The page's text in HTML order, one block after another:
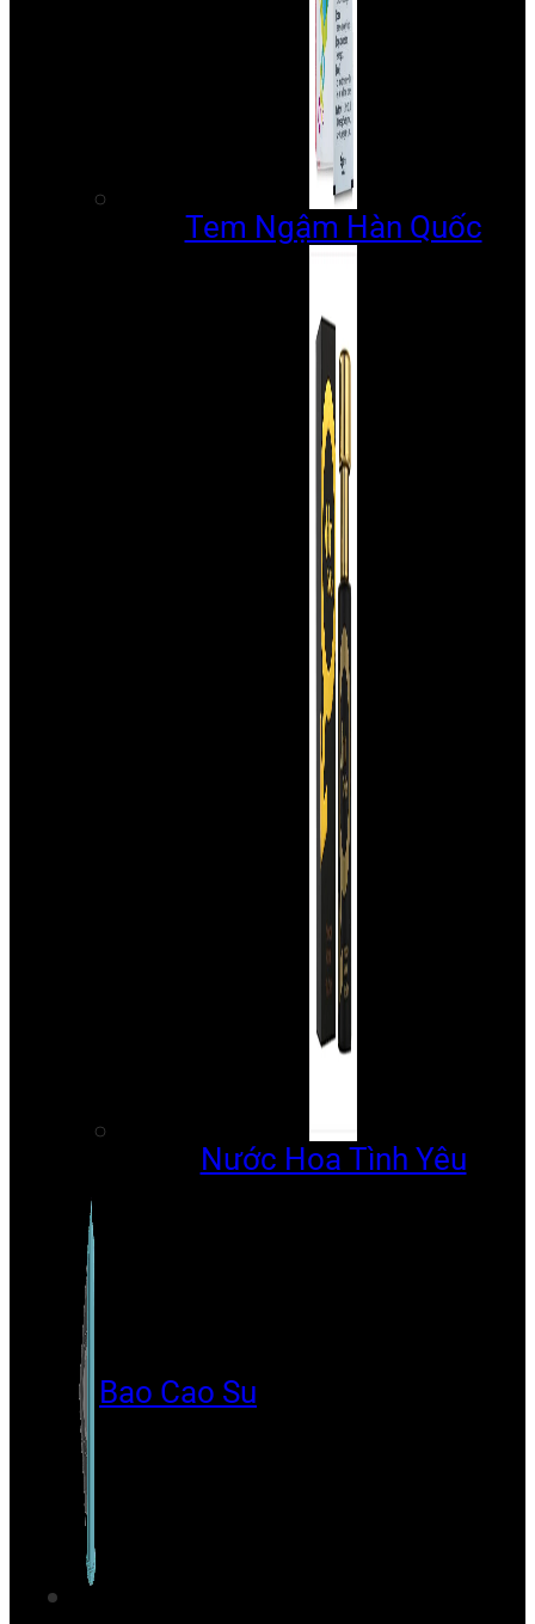
Tem Ngậm Hàn Quốc
Nước Hoa Tình Yêu
Bao Cao Su